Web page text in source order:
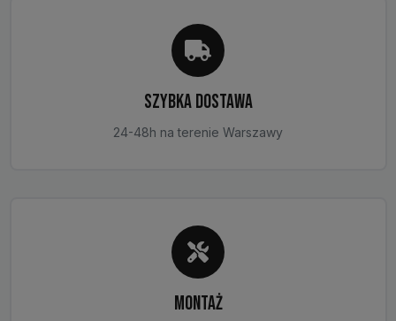
SZYBKA DOSTAWA
24-48h na terenie Warszawy
MONTAŻ